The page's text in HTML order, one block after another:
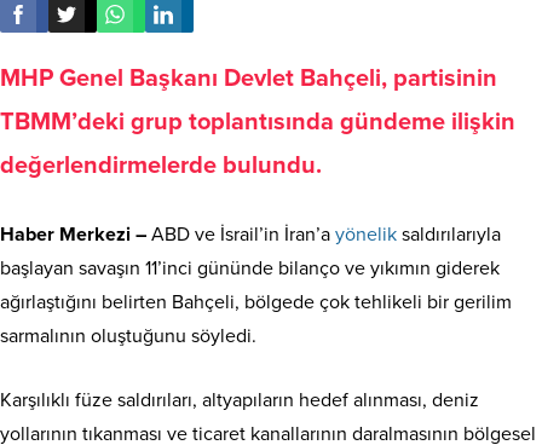
MHP Genel Başkanı Devlet Bahçeli, partisinin
TBMM’deki grup toplantısında gündeme ilişkin
değerlendirmelerde bulundu.
Haber Merkezi – ABD ve İsrail’in İran’a yönelik saldırılarıyla
başlayan savaşın 11’inci gününde bilanço ve yıkımın giderek
ağırlaştığını belirten Bahçeli, bölgede çok tehlikeli bir gerilim
sarmalının oluştuğunu söyledi.
Karşılıklı füze saldırıları, altyapıların hedef alınması, deniz
yollarının tıkanması ve ticaret kanallarının daralmasının bölgesel